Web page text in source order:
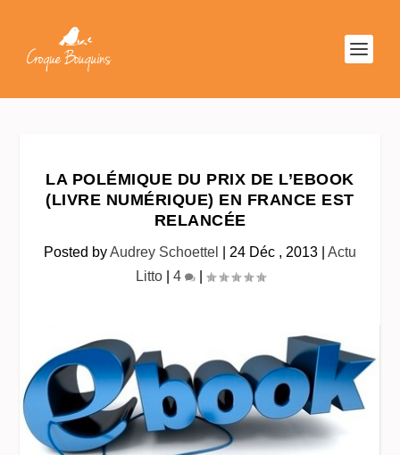
LA POLÉMIQUE DU PRIX DE L’EBOOK
(LIVRE NUMÉRIQUE) EN FRANCE EST
RELANCÉE
Posted byAudrey Schoettel 24 Déc , 2013
Actu
Litto| 4 |